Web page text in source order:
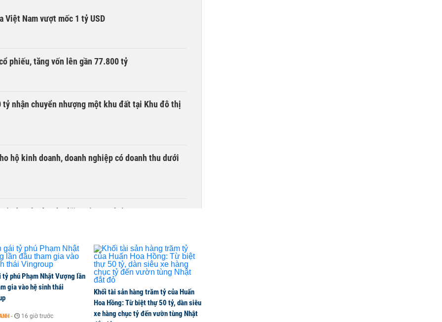
Việt Nam vượt mốc 1 tỷ USD
phiếu, tăng vốn lên gần 77.800 tỷ
nhận chuyển nhượng một khu đất tại Khu đô thị
hộ kinh doanh, doanh nghiệp có doanh thu dưới
doanh nào cho lãi suất cao nhất?
tỷ phú Phạm Nhật Vượng lần
gia vào hệ sinh thái
- 16 giờ trước
Khối tài sản hàng trăm tỷ của Huấn
Hoa Hồng: Từ biệt thự 50 tỷ, dàn siêu
xe hàng chục tỷ đến vườn tùng Nhật